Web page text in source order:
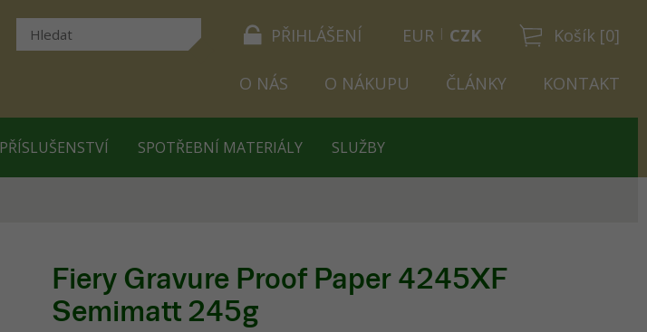
PŘIHLÁŠENÍ Košík [0]
EUR CZK
O NÁS O NÁKUPU ČLÁNKY KONTAKT
PŘÍSLUŠENSTVÍ SPOTŘEBNÍ MATERIÁLY SLUŽBY
Fiery Gravure Proof Paper 4245XF
Semimatt 245g